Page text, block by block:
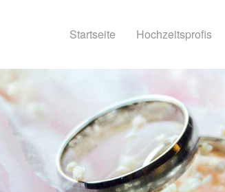
Startseite Hochzeitsprofis